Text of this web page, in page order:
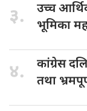
३. उच्च
भूमिका
४. कांग्रेस
तथा